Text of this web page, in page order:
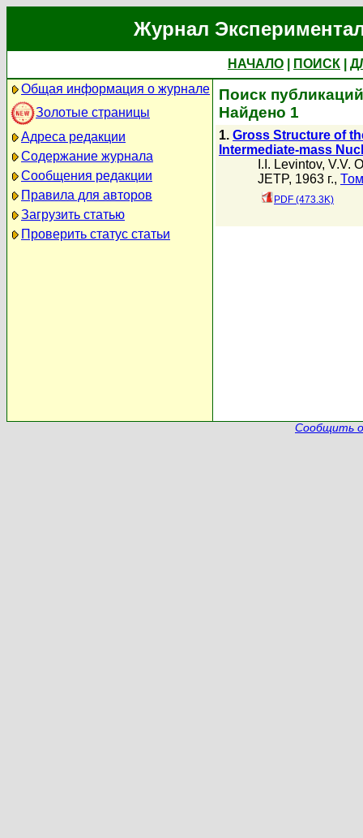
Журнал
НАЧАЛО ПОИСК
Общая информация о журнале
Золотые страницы
Адреса редакции
Содержание журнала
Сообщения редакции
Правила для авторов
Загрузить статью
Проверить статус статьи
Поиск
Найдено 1
1. Gross Structure of
Intermediate-mass
I.I. Levintov, V.V.
JETP, 1963 г.,
PDF (473.3K)
Сообщить о